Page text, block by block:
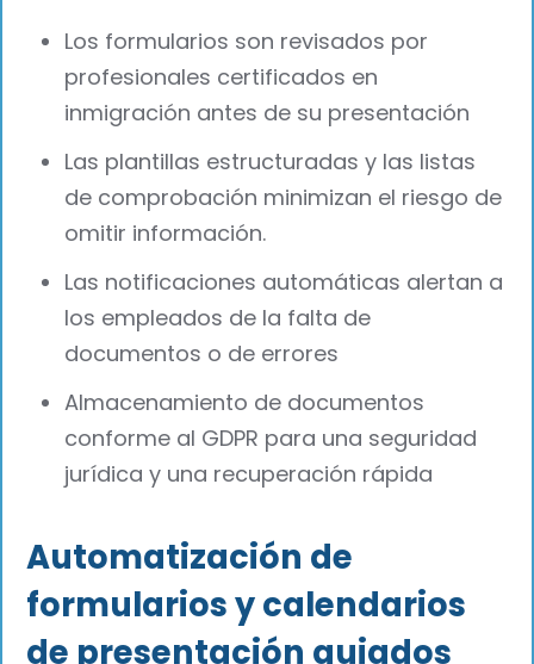
Los formularios son revisados por
profesionales certificados en
inmigración antes de su presentación
Las plantillas estructuradas y las listas
de comprobación minimizan el riesgo de
omitir información.
Las notificaciones automáticas alertan a
los empleados de la falta de
documentos o de errores
Almacenamiento de documentos
conforme al GDPR para una seguridad
jurídica y una recuperación rápida
Automatización de
formularios y calendarios
de presentación guiados